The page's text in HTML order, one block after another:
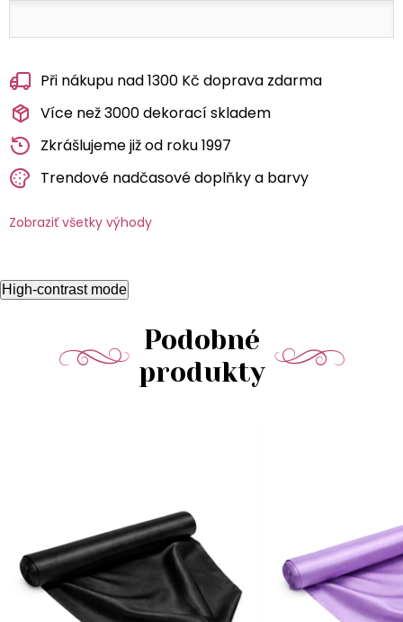
Při nákupu nad 1300 Kč doprava zdarma
Více než 3000 dekorací skladem
Zkrášlujeme již od roku 1997
Trendové nadčasové doplňky a barvy
Zobraziť všetky výhody
High-contrast mode
Podobné
produkty